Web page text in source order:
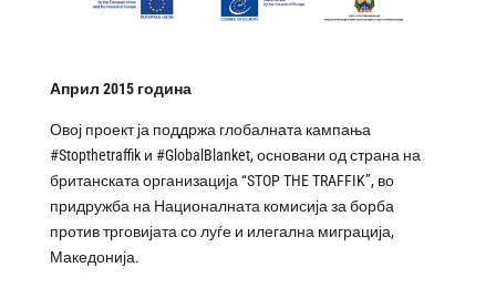
Април 2015година
Овој проект ја поддржа глобалната кампања
#Stopthetraffik и #GlobalBlanket, основани од страна на
британската организација “STOP THE TRAFFIK”, во
придружба на Националната комисија за борба
против трговијата со луѓе и илегална миграција,
Македонија.